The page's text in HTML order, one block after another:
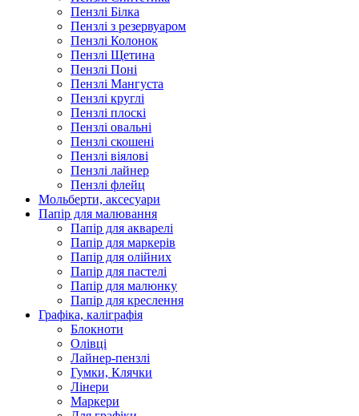
Пензлі Білка
Пензлі з резервуаром
Пензлі Колонок
Пензлі Щетина
Пензлі Поні
Пензлі Мангуста
Пензлі круглі
Пензлі плоскі
Пензлі овальні
Пензлі скошені
Пензлі віялові
Пензлі лайнер
Пензлі флейц
Мольберти, аксесуари
Папір для малювання
Папір для акварелі
Папір для маркерів
Папір для олійних
Папір для пастелі
Папір для малюнку
Папір для креслення
Графіка, каліграфія
Блокноти
Олівці
Лайнер-пензлі
Гумки, Клячки
Лінери
Маркери